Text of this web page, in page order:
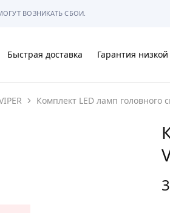
ВОЗНИКАТЬ СБОИ.
Быстрая доставка Гарантия
Комплект LED ламп головного